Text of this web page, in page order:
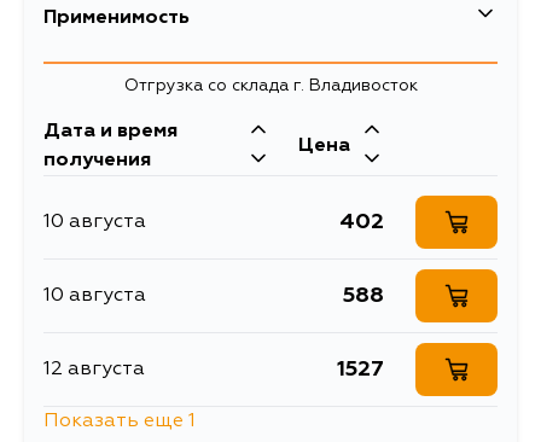
EAN-13
Ремень ГРМ
Товарная группа ремни ГРМ
Применимость
MazdaОтгрузка со склада г. Владивосток
Дата и время
получения
Цена
10 августа 402
10 августа 588
12 августа 1527
Показать еще 1